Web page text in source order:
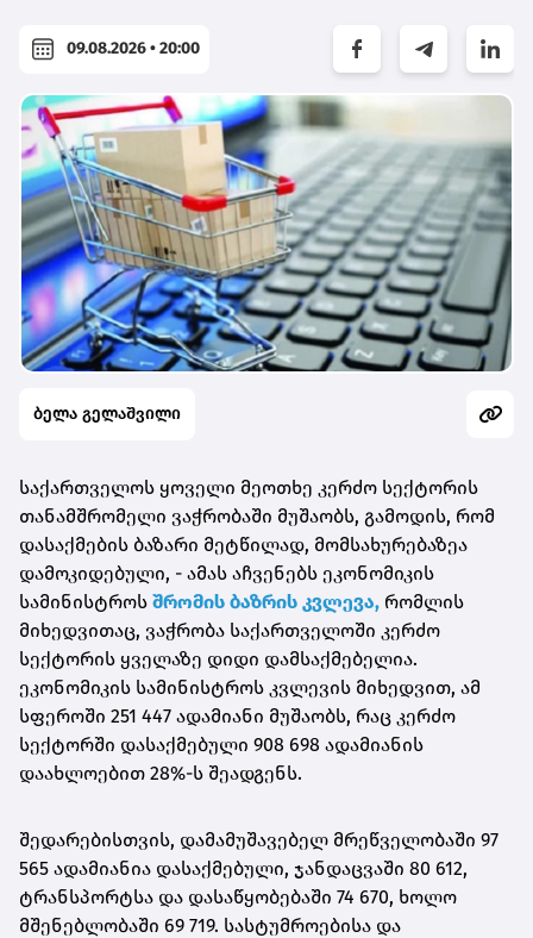
09.08.2026 • 20:00
ბელა გელაშვილი
საქართველოს ყოველი მეოთხე კერძო სექტორის
თანამშრომელი ვაჭრობაში მუშაობს, გამოდის, რომ
დასაქმების ბაზარი მეტწილად, მომსახურებაზეა
დამოკიდებული, - ამას აჩვენებს ეკონომიკის
სამინისტროს შრომის ბაზრის კვლევა, რომლის
მიხედვითაც, ვაჭრობა საქართველოში კერძო
სექტორის ყველაზე დიდი დამსაქმებელია.
ეკონომიკის სამინისტროს კვლევის მიხედვით, ამ
სფეროში 251 447 ადამიანი მუშაობს, რაც კერძო
სექტორში დასაქმებული 908 698 ადამიანის
დაახლოებით 28%-ს შეადგენს.
შედარებისთვის, დამამუშავებელ მრეწველობაში 97
565 ადამიანია დასაქმებული, ჯანდაცვაში 80 612,
ტრანსპორტსა და დასაწყობებაში 74 670, ხოლო
მშენებლობაში 69 719. სასტუმროებისა და